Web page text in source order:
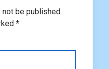
be published.
*